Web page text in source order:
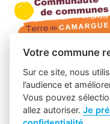
Votre commune
Sur ce site, nous
l’audience et
Vous pouvez
allez autoriser.Je